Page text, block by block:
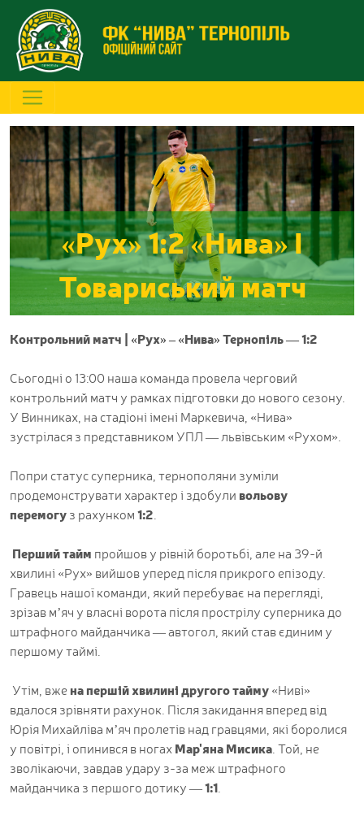
«Рух» 1:2 «Нива» I
Товариський матч
Контрольний матч | «Рух» – «Нива» Тернопіль — 1:2
Сьогодні о 13:00 наша команда провела черговий
контрольний матч у рамках підготовки до нового сезону.
У Винниках, на стадіоні імені Маркевича, «Нива»
зустрілася з представником УПЛ — львівським «Рухом».
Попри статус суперника, тернополяни зуміли
продемонструвати характер і здобули вольову
перемогуз рахунком1:2
Перший тайм пройшов у рівній боротьбі, але на 39-й
хвилині «Рух» вийшов уперед після прикрого епізоду.
Гравець нашої команди, який перебуває на перегляді,
зрізав м’яч у власні ворота після прострілу суперника до
штрафного майданчика — автогол, який став єдиним у
першому таймі.
Утім, вжена першій хвилині другого тайму«Ниві»
вдалося зрівняти рахунок. Після закидання вперед від
Юрія Михайліва м’яч пролетів над гравцями, які боролися
у повітрі, і опинився в ногахМар'яна Мисика . Той, не
зволікаючи, завдав удару з-за меж штрафного
майданчика з першого дотику —1:1